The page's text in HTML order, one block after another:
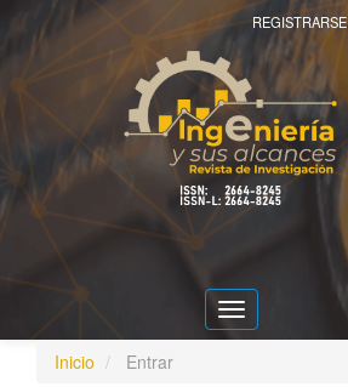
Navegación
principal
Contenido
lateral
REGISTRARSE
Toggle
navigation
Inicio
Entrar